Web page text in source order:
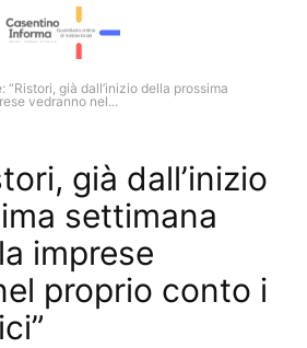
“Ristori, già dall’inizio della prossima
vedranno nel...
già dall’inizio
settimana
imprese
proprio conto i